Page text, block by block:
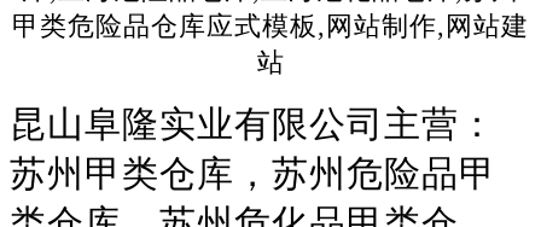
昆山阜隆实业有限公司主营：
苏州甲类仓库，苏州危险品甲